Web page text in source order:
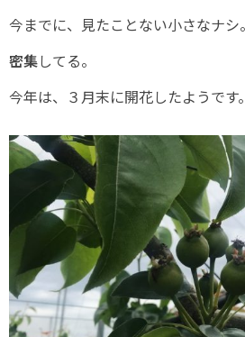
今までに、見たことない小さなナシ。
密集してる。
今年は、３月末に開花したようです。